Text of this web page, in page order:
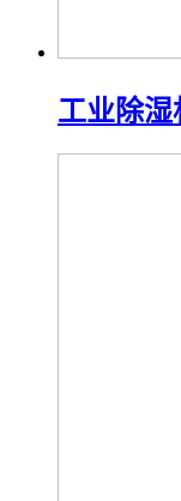
工业除湿